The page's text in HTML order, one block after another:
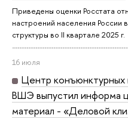
Приведены оценки Росстата
настроений населения России
структуры во II квартале 2025 г.
16 июля
Центр
ВШЭ выпустил информа
материал - «Деловой